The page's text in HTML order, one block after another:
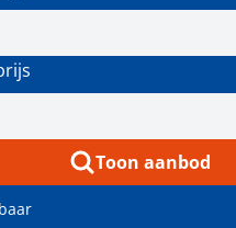
Toon aanbod